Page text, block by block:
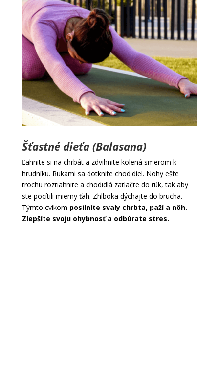
Šťastné dieťa (Balasana)
Ľahnite si na chrbát a zdvihnite kolená smerom k
hrudníku. Rukami sa dotknite chodidiel. Nohy ešte
trochu roztiahnite a chodidlá zatlačte do rúk, tak aby
ste pocítili mierny ťah. Zhlboka dýchajte do brucha.
Týmto cvikom posilníte svaly chrbta, paží a nôh.
Zlepšíte svoju ohybnosť a odbúrate stres.